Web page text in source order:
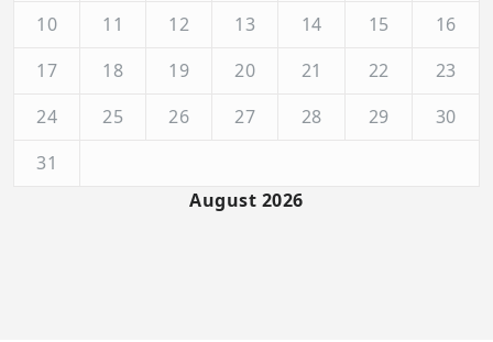
August 2026
10
11 12 13 14 15
16
17
18 19 20 21 22
23
24
25 26 27 28 29
30
31